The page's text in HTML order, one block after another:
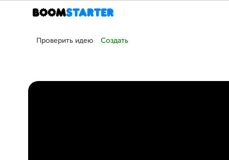
Проверить идею Создать